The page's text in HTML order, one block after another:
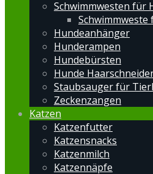
Schwimmwesten für
Hundeanhänger
Hunderampen
Hundebürsten
Hunde
Staubsauger für
Zeckenzangen
Katzen
Katzenfutter
Katzensnacks
Katzenmilch
Katzennäpfe